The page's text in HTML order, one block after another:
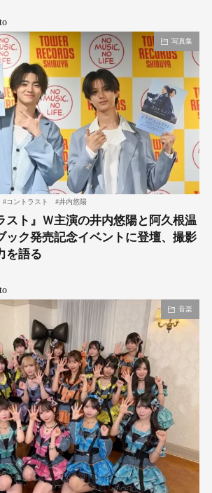
写真集
#コントラスト #井内悠陽
スト』Ｗ主演の井内悠陽と阿久根温
ック発売記念イベントに登壇、撮影
を語る
音楽